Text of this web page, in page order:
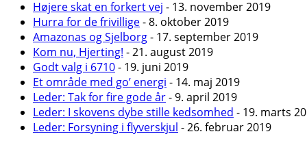
Højere skat en forkert vej - 13. november 2019
Hurra for de frivillige- 8. oktober 2019
Amazonas og Sjelborg- 17. september 2019
Kom nu, Hjerting! - 21. august 2019
Godt valg i 6710- 19. juni 2019
Et område med go’ energi - 14. maj 2019
Leder: Tak for fire gode år- 9. april 2019
Leder: I skovens dybe stille kedsomhed - 19. marts
Leder: Forsyning i flyverskjul - 26. februar 2019